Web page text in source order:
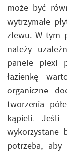
może być
wytrzymałe
zlewu. W tym
należy
panele plexi
łazienkę
organiczne
tworzenia
kąpieli. Jeśli
wykorzystane
potrzeba, aby